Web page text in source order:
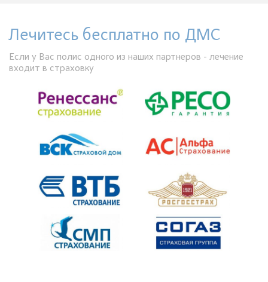
Лечитесь бесплатно по ДМС
Если у Вас полис одного из наших партнеров - лечение
входит в страховку